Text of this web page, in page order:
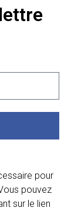
pour
pouvez
sur le lien